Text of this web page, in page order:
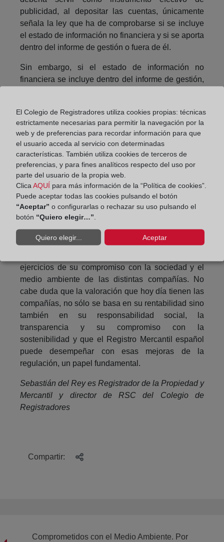
publicidad, al depositar las cuentas, únicamente
señala la ley que ha de comprobarse si se incluye
el estado de información no financiera y si se aporta
dentro del informe de gestión o fuera de él.
Sin embargo, si el estado de información no
financiera se incluye dentro del informe de gestión,
formato en el que se aporta que hoy no está
definido ni estandarizado, no permite tampoco la
correcta clasificación y tratamiento de la
información.
Para la efectividad de la norma, sería necesaria la
estandarización de la información para su correcta
medición y comparación entre las distintas
compañías, al igual que se hace con la información
financiera, de modo que pudiese comprobarse, no
sólo la mera aportación, sino que se incluyen todas
las materias a que se refiere la ley y acreditar
ejercicios de su compromiso con la sociedad y el
medio ambiente de las distintas compañías. No
cabe duda que la valoración que hoy día tienen las
compañías, no sólo se basa en su rentabilidad sino
también en su responsabilidad social, la
transparencia y su compromiso con la
sostenibilidad y que el Registro Mercantil español
puede desempeñar con esas mejoras de la
regulación, un papel fundamental.
Sebastián del Rey es Registrador de la Propiedad y
Mercantil y director de RSC del Colegio de
Registradores
Compartir:
Comprometidos con el Medio Ambiente. Por
El Colegio de Registradores utiliza cookies propias: técnicas
estrictamente necesarias para permitir la navegación por la
web y de preferencias para recordar información para que
el usuario acceda al servicio con determinadas
características. También utiliza cookies de terceros de
preferencias, y para fines analíticos respecto del uso por
parte del usuario de la propia web.
Clica AQUÍ para más información de la “Política de cookies”.
Puede aceptar todas las cookies pulsando el botón
“Aceptar” o configurarlas o rechazar su uso pulsando el
botón “Quiero elegir…”
Quiero elegir... Aceptar